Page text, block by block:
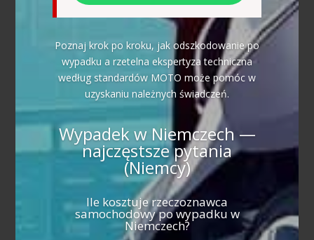
Poznaj krok po kroku, jak odszkodowanie po
wypadku a rzetelna ekspertyza techniczna
według standardów MOTO może pomóc w
uzyskaniu należnych świadczeń.
Wypadek w Niemczech —
najczęstsze pytania
(Niemcy)
Ile kosztuje rzeczoznawca
samochodowy po wypadku w
Niemczech?